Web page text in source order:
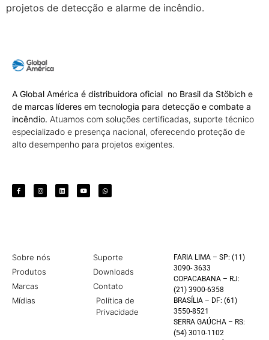
projetos de detecção e alarme de incêndio.
A Global América é distribuidora oficial no Brasil da Stöbich e
de marcas líderes em tecnologia para detecção e combate a
incêndio. Atuamos com soluções certificadas, suporte técnico
especializado e presença nacional, oferecendo proteção de
alto desempenho para projetos exigentes.
Sobre nós
Produtos
Marcas
Mídias
Suporte
Downloads
Contato
Política de
Privacidade
FARIA LIMA – SP: (11)
3090- 3633
COPACABANA – RJ:
(21) 3900-6358
BRASÍLIA – DF: (61)
3550-8521
SERRA GAÚCHA – RS:
(54) 3010-1102